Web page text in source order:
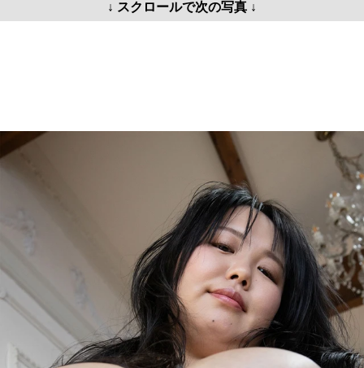
↓ スクロールで次の写真 ↓